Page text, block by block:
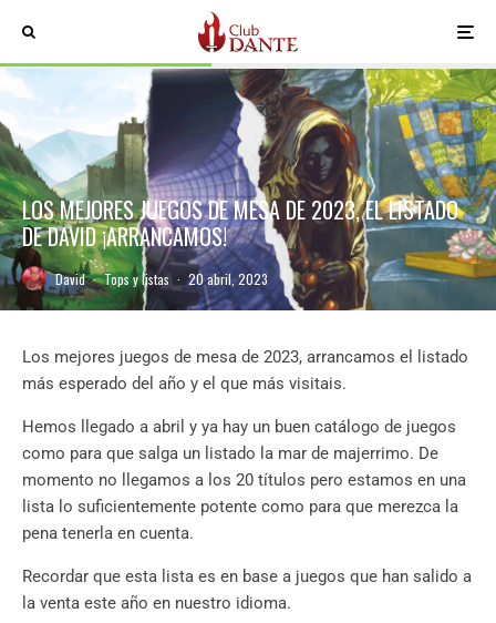
LOS MEJORES JUEGOS DE MESA DE 2023, EL LISTADO
DE DAVID ¡ARRANCAMOS!
David · Tops y listas · 20 abril, 2023
Los mejores juegos de mesa de 2023, arrancamos el listado
más esperado del año y el que más visitais.
Hemos llegado a abril y ya hay un buen catálogo de juegos
como para que salga un listado la mar de majerrimo. De
momento no llegamos a los 20 títulos pero estamos en una
lista lo suficientemente potente como para que merezca la
pena tenerla en cuenta.
Recordar que esta lista es en base a juegos que han salido a
la venta este año en nuestro idioma.